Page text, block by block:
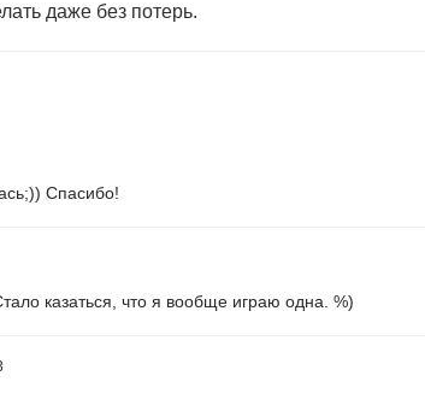
даже без потерь.
Спасибо!
казаться, что я вообще играю одна. %)